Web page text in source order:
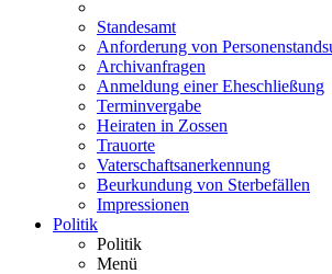
Standesamt
Anforderung von
Archivanfragen
Anmeldung einer Eheschließung
Terminvergabe
Heiraten in Zossen
Trauorte
Vaterschaftsanerkennung
Beurkundung von Sterbefällen
Impressionen
Politik
Politik
Menü